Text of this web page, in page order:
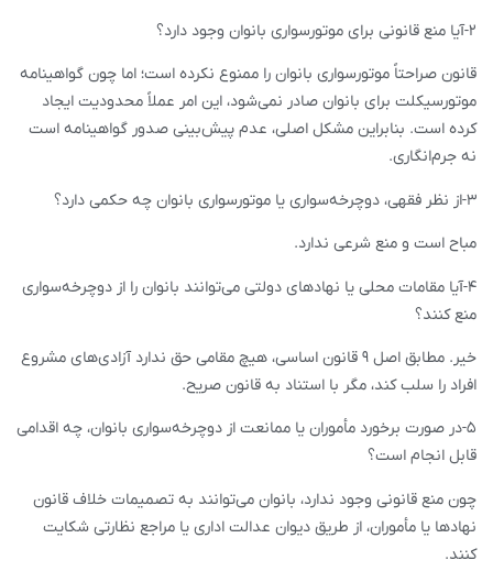
۲-آیا منع قانونی برای موتورسواری بانوان وجود دارد؟
قانون صراحتاً موتورسواری بانوان را ممنوع نکرده است؛ اما چون گواهینامه
موتورسیکلت برای بانوان صادر نمی‌شود، این امر عملاً محدودیت ایجاد
کرده است. بنابراین مشکل اصلی، عدم پیش‌بینی صدور گواهینامه است
نه جرم‌انگاری.
۳-از نظر فقهی، دوچرخه‌سواری یا موتورسواری بانوان چه حکمی دارد؟
مباح است و منع شرعی ندارد.
۴-آیا مقامات محلی یا نهادهای دولتی می‌توانند بانوان را از دوچرخه‌سواری
منع کنند؟
خیر. مطابق اصل ۹ قانون اساسی، هیچ مقامی حق ندارد آزادی‌های مشروع
افراد را سلب کند، مگر با استناد به قانون صریح.
۵-در صورت برخورد مأموران یا ممانعت از دوچرخه‌سواری بانوان، چه اقدامی
قابل انجام است؟
چون منع قانونی وجود ندارد، بانوان می‌توانند به تصمیمات خلاف قانون
نهادها یا مأموران، از طریق دیوان عدالت اداری یا مراجع نظارتی شکایت
کنند.